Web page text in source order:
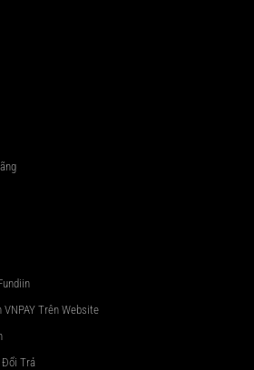
VNPAY Trên Website
Đổi Trả